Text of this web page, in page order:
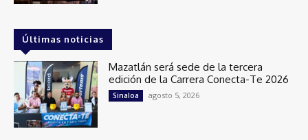
Últimas noticias
Mazatlán será sede de la tercera
edición de la Carrera Conecta-Te 2026
Sinaloa agosto 5, 2026